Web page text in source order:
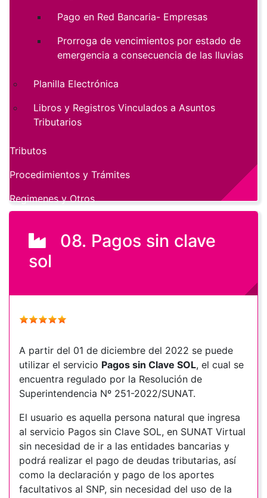
08. Pagos sin clave
sol
A partir del 01 de diciembre del 2022 se puede
utilizar el servicio Pagos sin Clave SOL, el cual se
encuentra regulado por la Resolución de
Superintendencia Nº 251-2022/SUNAT.
El usuario es aquella persona natural que ingresa
al servicio Pagos sin Clave SOL, en SUNAT Virtual
sin necesidad de ir a las entidades bancarias y
podrá realizar el pago de deudas tributarias, así
como la declaración y pago de los aportes
facultativos al SNP, sin necesidad del uso de la
Pago en Red Bancaria- Empresas
Prorroga de vencimientos por estado de
emergencia a consecuencia de las lluvias
Planilla Electrónica
Libros y Registros Vinculados a Asuntos
Tributarios
Tributos
Procedimientos y Trámites
Regimenes y Otros